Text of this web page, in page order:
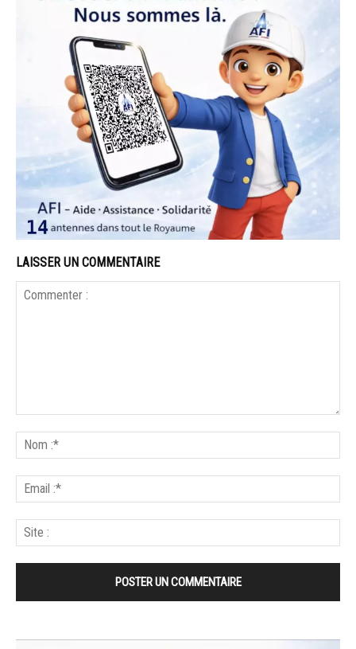
LAISSER UN COMMENTAIRE